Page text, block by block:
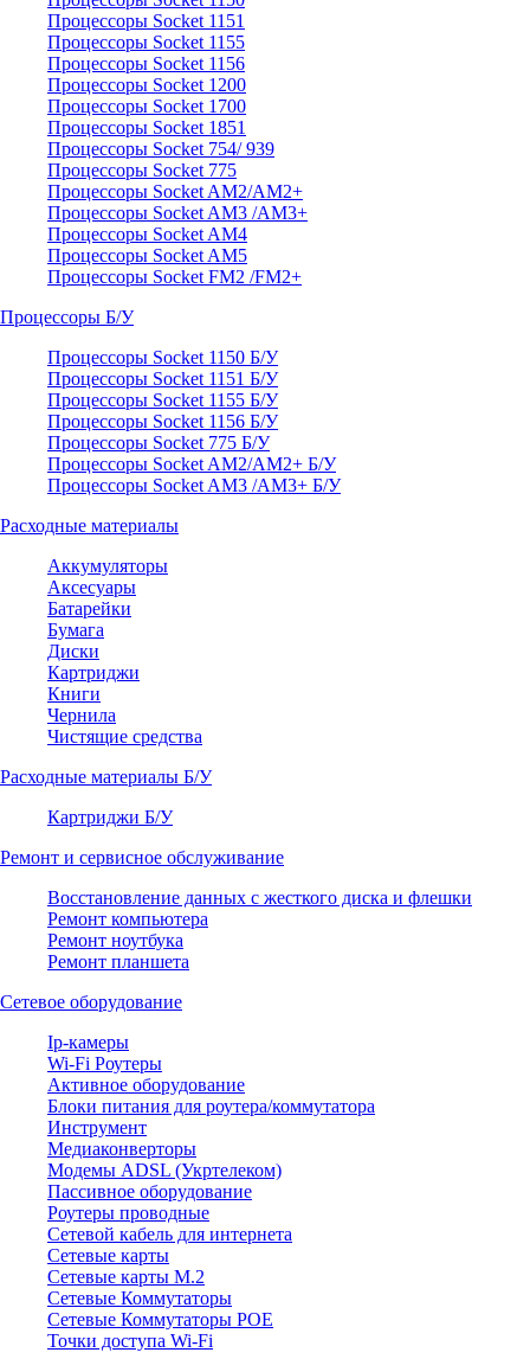
Процессоры Socket 1151
Процессоры Socket 1155
Процессоры Socket 1156
Процессоры Socket 1200
Процессоры Socket 1700
Процессоры Socket 1851
Процессоры Socket 754/ 939
Процессоры Socket 775
Процессоры Socket AM2/AM2+
Процессоры Socket AM3 /AM3+
Процессоры Socket AM4
Процессоры Socket AM5
Процессоры Socket FM2 /FM2+
Процессоры Б/У
Процессоры Socket 1150 Б/У
Процессоры Socket 1151 Б/У
Процессоры Socket 1155 Б/У
Процессоры Socket 1156 Б/У
Процессоры Socket 775 Б/У
Процессоры Socket AM2/AM2+ Б/У
Процессоры Socket AM3 /AM3+ Б/У
Расходные материалы
Аккумуляторы
Аксесуары
Батарейки
Бумага
Диски
Картриджи
Книги
Чернила
Чистящие средства
Расходные материалы Б/У
Картриджи Б/У
Ремонт и сервисное обслуживание
Восстановление данных с жесткого диска и флешки
Ремонт компьютера
Ремонт ноутбука
Ремонт планшета
Сетевое оборудование
Ip-камеры
Wi-Fi Роутеры
Активное оборудование
Блоки питания для роутера/коммутатора
Инструмент
Медиаконверторы
Модемы ADSL (Укртелеком)
Пассивное оборудование
Роутеры проводные
Сетевой кабель для интернета
Сетевые карты
Сетевые карты M.2
Сетевые Коммутаторы
Сетевые Коммутаторы POE
Точки доступа Wi-Fi